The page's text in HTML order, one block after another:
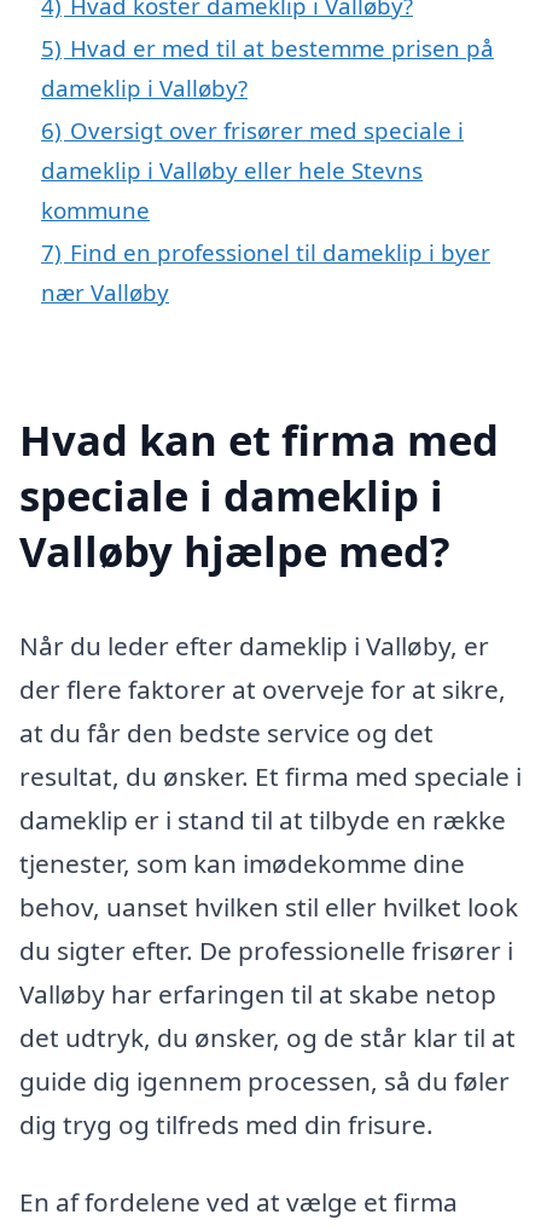
5) Hvad er med til at bestemme prisen på
dameklip i Valløby?
6) Oversigt over frisører med speciale i
dameklip i Valløby eller hele Stevns
kommune
7) Find en professionel til dameklip i byer
nær Valløby
Hvad kan et firma med
speciale i dameklip i
Valløby hjælpe med?
Når du leder efter dameklip i Valløby, er
der flere faktorer at overveje for at sikre,
at du får den bedste service og det
resultat, du ønsker. Et firma med speciale i
dameklip er i stand til at tilbyde en række
tjenester, som kan imødekomme dine
behov, uanset hvilken stil eller hvilket look
du sigter efter. De professionelle frisører i
Valløby har erfaringen til at skabe netop
det udtryk, du ønsker, og de står klar til at
guide dig igennem processen, så du føler
dig tryg og tilfreds med din frisure.
En af fordelene ved at vælge et firma